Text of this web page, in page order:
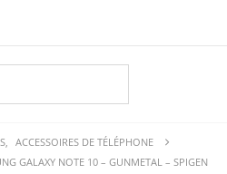
,
ACCESSOIRES DE TÉLÉPHONE
GALAXY NOTE 10 – GUNMETAL – SPIGEN